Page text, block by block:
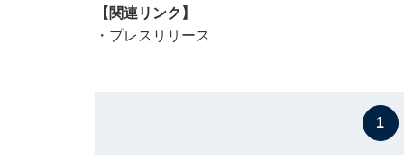
【関連リンク】
・ プレスリリース
1